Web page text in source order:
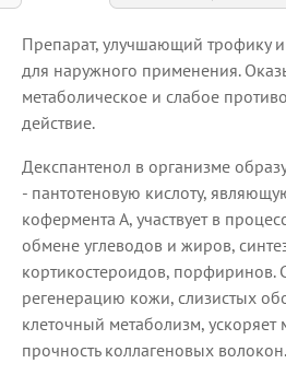
Препарат, улучшающий трофику
для наружного применения.
метаболическое и слабое
действие.
Декспантенол в организме
- пантотеновую кислоту,
кофермента А, участвует в
обмене углеводов и жиров,
кортикостероидов, порфиринов.
регенерацию кожи, слизистых
клеточный метаболизм, ускоряет
прочность коллагеновых волокон.